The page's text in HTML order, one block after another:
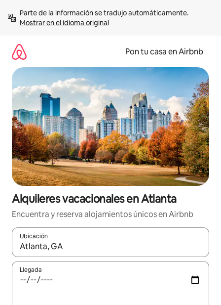
contenidoMostrar en el idioma original
Pon tu casa en Airbnb
Alquileres vacacionales en Atlanta
Encuentra y reserva alojamientos únicos en Airbnb
Ubicación
Cuando los resultados estén disponibles, navega con las
Llegada